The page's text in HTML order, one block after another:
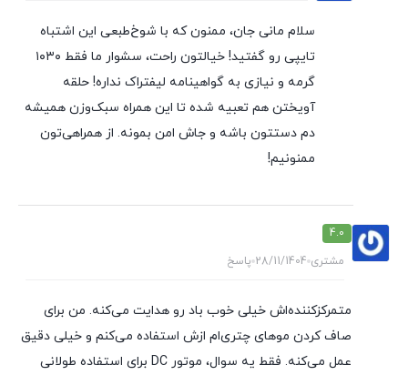
سلام مانی جان، ممنون که با شوخ‌طبعی این اشتباه
تایپی رو گفتید! خیالتون راحت، سشوار ما فقط ۱۰۳۰
گرمه و نیازی به گواهینامه لیفتراک نداره! حلقه
آویختن هم تعبیه شده تا این همراه سبک‌وزن همیشه
دم دستتون باشه و جاش امن بمونه. از همراهی‌تون
ممنونیم!
4.0
مشتری 28/11/1404 پاسخ
متمرکزکننده‌اش خیلی خوب باد رو هدایت می‌کنه. من برای
صاف کردن موهای چتری‌ام ازش استفاده می‌کنم و خیلی دقیق
عمل می‌کنه. فقط یه سوال، موتور DC برای استفاده طولانی